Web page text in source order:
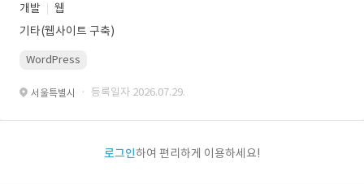
개발
웹
기타(웹사이트 구축)
WordPress
서울특별시 · 등록일자 2026.07.29.
로그인하여 편리하게 이용하세요!